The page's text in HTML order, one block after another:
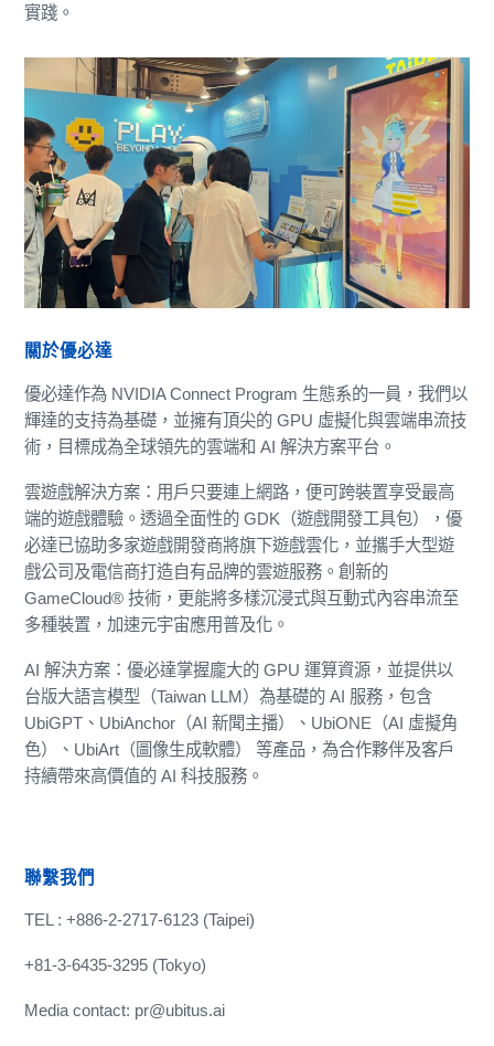
實踐。
關於優必達
優必達作為 NVIDIA Connect Program 生態系的一員，我們以
輝達的支持為基礎，並擁有頂尖的 GPU 虛擬化與雲端串流技
術，目標成為全球領先的雲端和 AI 解決方案平台。
雲遊戲解決方案：用戶只要連上網路，便可跨裝置享受最高
端的遊戲體驗。透過全面性的 GDK（遊戲開發工具包），優
必達已協助多家遊戲開發商將旗下遊戲雲化，並攜手大型遊
戲公司及電信商打造自有品牌的雲遊服務。創新的
GameCloud® 技術，更能將多樣沉浸式與互動式內容串流至
多種裝置，加速元宇宙應用普及化。
AI 解決方案：優必達掌握龐大的 GPU 運算資源，並提供以
台版大語言模型（Taiwan LLM）為基礎的 AI 服務，包含
UbiGPT、UbiAnchor（AI 新聞主播）、UbiONE（AI 虛擬角
色）、UbiArt（圖像生成軟體） 等產品，為合作夥伴及客戶
持續帶來高價值的 AI 科技服務。
聯繫我們
TEL : +886-2-2717-6123 (Taipei)
+81-3-6435-3295 (Tokyo)
Media contact: pr@ubitus.ai